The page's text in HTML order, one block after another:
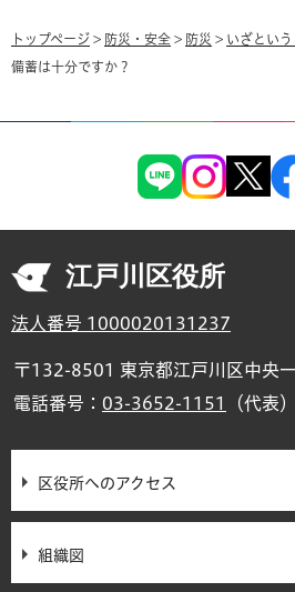
トップページ > 防災・安全 > 防災 > いざとい
備蓄は十分ですか？
江戸川区役所
法人番号 1000020131237
〒132-8501 東京都江戸川区中央
電話番号： 03-3652-1151 （代表）
区役所へのアクセス
組織図